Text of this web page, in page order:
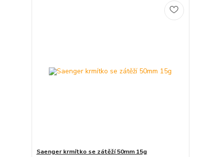
Saenger krmítko se zátěží 50mm 15g